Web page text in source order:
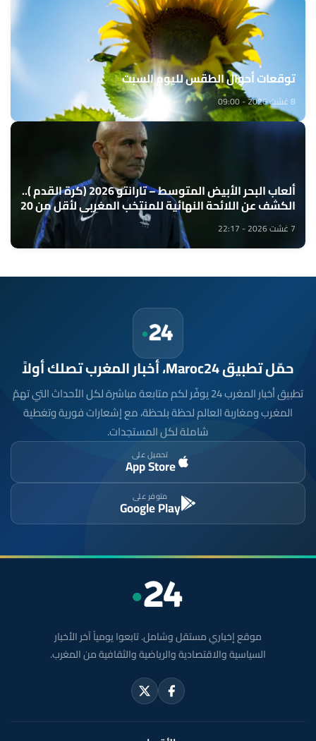
توقعات أحوال الطقس لليوم السبت
8 غشت 2026 - 09:00
ألعاب البحر الأبيض المتوسط – تارانتو 2026 (كرة القدم )..
الكشف عن اللائحة النهائية للمنتخب المغربي لأقل من 20
سنة 7 غشت 2026 - 22:17
حمّل تطبيق Maroc24، أخبار المغرب تصلك أولاً
تطبيق أخبار المغرب 24 يوفّر لكم متابعة مباشرة لكل الأحداث التي تهمّ
المغرب ومغاربة العالم لحظة بلحظة، مع إشعارات فورية وتغطية
شاملة لكل المستجدات.
تحميل على
App Store
متوفر على
Google Play
موقع إخباري مستقل وشامل. تابعوا يومياً آخر الأخبار
السياسية والاقتصادية والرياضية والثقافية من المغرب.